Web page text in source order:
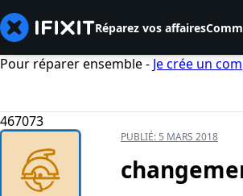
Réparez vos affaires
Pour réparer ensemble - Je crée un
467073
PUBLIÉ: 5 MARS 2018